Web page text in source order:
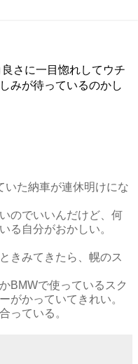
さに一目惚れしてウチ
みが待っているのかし
いた納車が連休明けにな
のでいいんだけど、何
る自分がおかしい。
きみてきたら、幌のス
BMWで使っているスク
がかっていてきれい。
っている。